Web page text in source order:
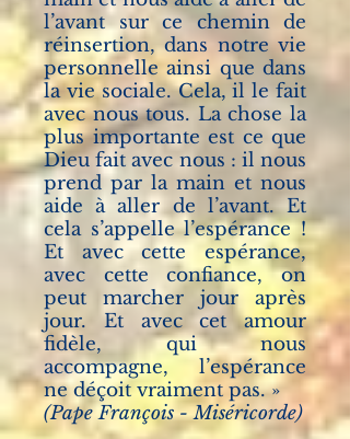
l’avant sur ce chemin de
réinsertion, dans notre vie
personnelle ainsi que dans
la vie sociale. Cela, il le fait
avec nous tous. La chose la
plus importante est ce que
Dieu fait avec nous : il nous
prend par la main et nous
aide à aller de l’avant. Et
cela s’appelle l’espérance !
Et avec cette espérance,
avec cette confiance, on
peut marcher jour après
jour.Et avec cet amour
fidèle, qui nous
accompagne, l’espérance
ne déçoit vraiment pas. »
(Pape François - Miséricorde)